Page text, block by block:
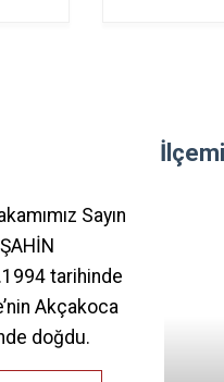
Sayın
tarihinde
Akçakoca
doğdu.